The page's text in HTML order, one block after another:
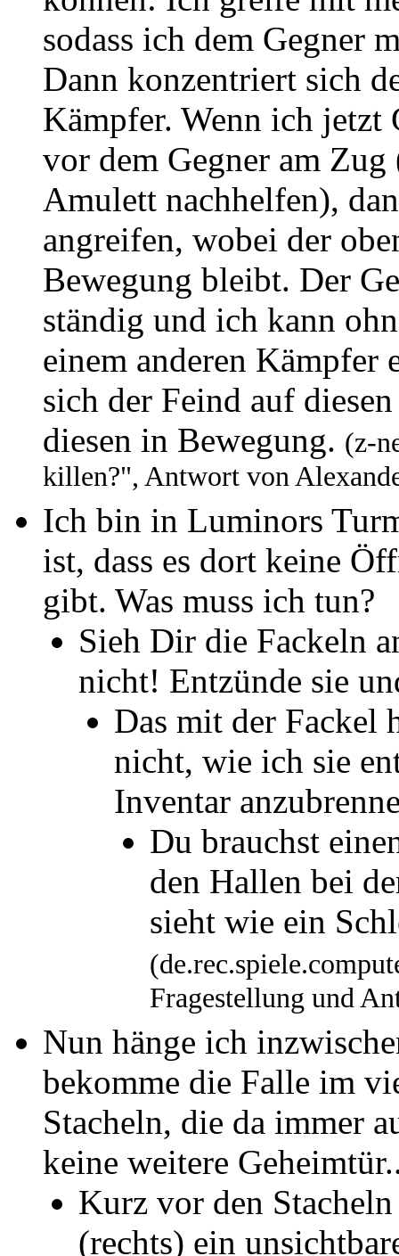
sodass ich dem Gegner
Dann konzentriert sich
Kämpfer. Wenn ich jetzt
vor dem Gegner am
Amulett nachhelfen),
angreifen, wobei der
Bewegung bleibt. Der
ständig und ich kann
einem anderen Kämpfer
sich der Feind auf
diesen in Bewegung. (z-
killen?", Antwort von
Ich bin in Luminors
ist, dass es dort keine
gibt. Was muss ich tun?
Sieh Dir die Fackeln
nicht! Entzünde sie
Das mit der Fackel
nicht, wie ich sie
Inventar
Du brauchst
den Hallen bei
sieht wie ein
Fragestellung und
Nun hänge ich
bekomme die Falle im
Stacheln, die da immer
keine weitere
Kurz vor den
(rechts) ein